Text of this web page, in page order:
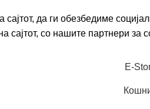
да ги обезбедиме
сајтот, со нашите партнери
Е-